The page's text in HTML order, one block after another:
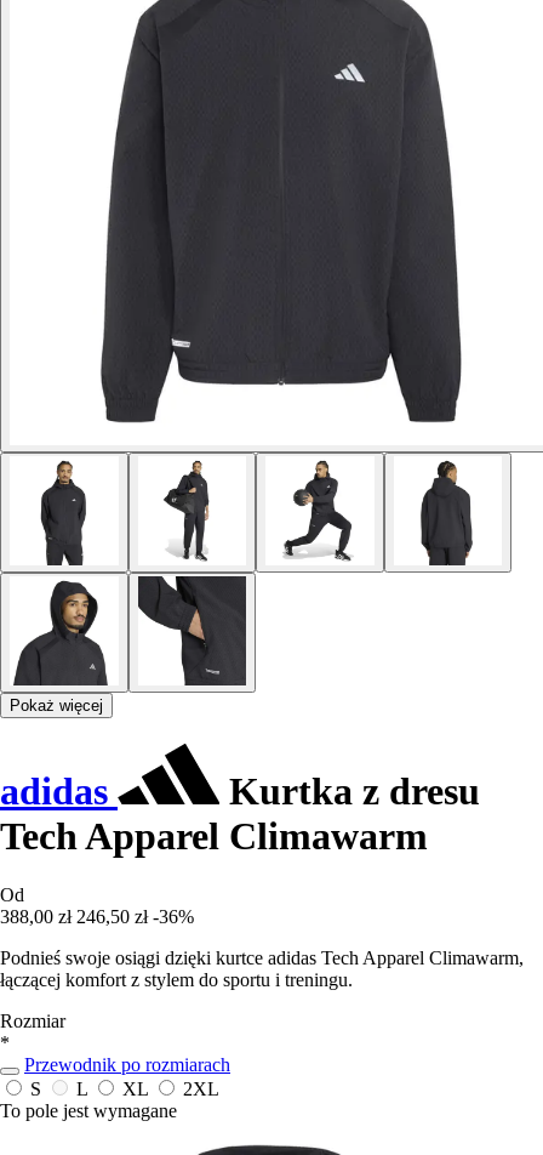
Pokaż więcej
adidas
Kurtka z dresu
Tech Apparel Climawarm
Od
388,00 zł 246,50 zł -36%
Podnieś swoje osiągi dzięki kurtce adidas Tech Apparel Climawarm,
łączącej komfort z stylem do sportu i treningu.
Rozmiar
*
Przewodnik po rozmiarach
S
L XL
2XL
To pole jest wymagane